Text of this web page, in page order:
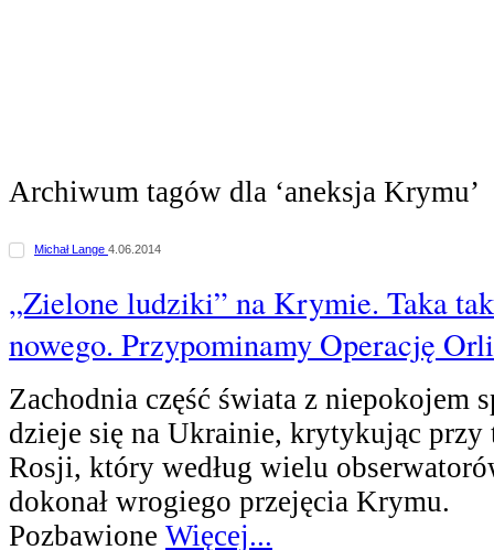
Archiwum tagów dla ‘aneksja Krymu’
Michał Lange 4.06.2014
„Zielone ludziki” na Krymie. Taka
nowego. Przypominamy Operację
Zachodnia część świata z niepokojem
dzieje się na Ukrainie, krytykując przy
Rosji, który według wielu
dokonał wrogiego przejęcia Krymu.
Pozbawione Więcej...